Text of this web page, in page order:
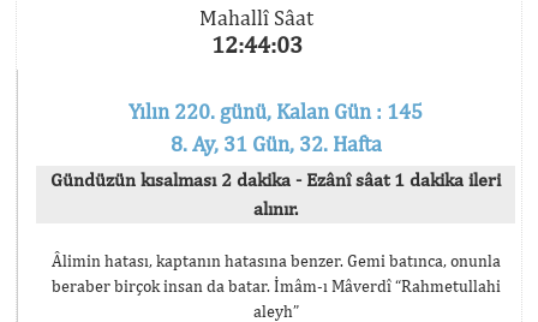
Mahallî Sâat
12:44:03
Yılın 220. günü, Kalan Gün : 145
8. Ay, 31 Gün, 32. Hafta
Gündüzün kısalması 2 dakika - Ezânî sâat 1 dakika ileri
alınır.
Âlimin hatası, kaptanın hatasına benzer. Gemi batınca, onunla
beraber birçok insan da batar. İmâm-ı Mâverdî “Rahmetullahi
aleyh”